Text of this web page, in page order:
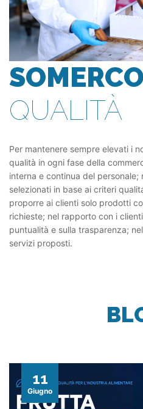
QUALITÀ
Per mantenere sempre elevati i
qualità in ogni fase della
interna e continua del personale;
selezionati in base ai criteri
proporre ai clienti solo prodotti
richieste; nel rapporto con i
puntualità e sulla trasparenza;
servizi proposti.
11
Giugno